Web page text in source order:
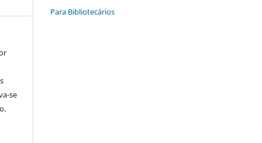
se
Para Bibliotecários